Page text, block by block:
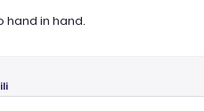
hand in hand.